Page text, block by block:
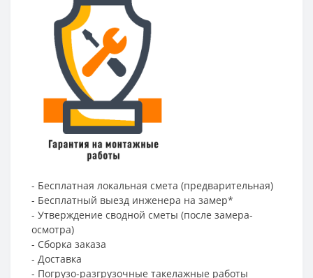
- Бесплатная локальная смета (предварительная)
- Бесплатный выезд инженера на замер*
- Утверждение сводной сметы (после замера-
осмотра)
- Сборка заказа
- Доставка
- Погрузо-разгрузочные такелажные работы